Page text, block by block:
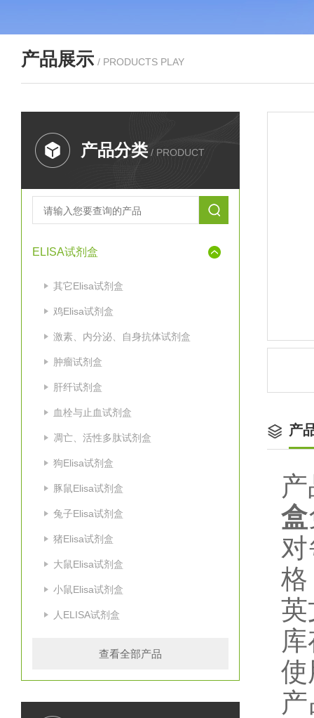
产品展示 / PRODUCTS PLAY
产品分类 / PRODUCT
ELISA试剂盒
其它Elisa试剂盒
鸡Elisa试剂盒
激素、内分泌、自身抗体试剂盒
肿瘤试剂盒
肝纤试剂盒
血栓与止血试剂盒
凋亡、活性多肽试剂盒
狗Elisa试剂盒
豚鼠Elisa试剂盒
兔子Elisa试剂盒
猪Elisa试剂盒
大鼠Elisa试剂盒
小鼠Elisa试剂盒
人ELISA试剂盒
查看全部产品
产
盒
格
英
使